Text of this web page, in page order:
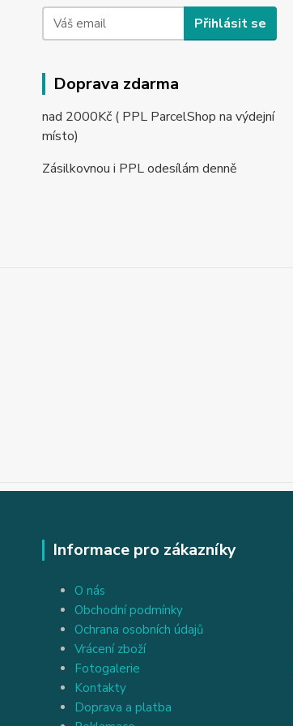
Přihlásit se
Doprava zdarma
nad 2000Kč ( PPL ParcelShop na výdejní
místo)
Zásilkovnou i PPL odesílám denně
Informace pro zákazníky
O nás
Obchodní podmínky
Ochrana osobních údajů
Vrácení zboží
Fotogalerie
Kontakty
Doprava a platba